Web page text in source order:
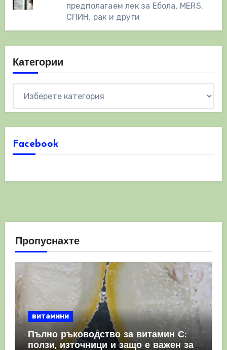
предполагаем лек за Ебола, MERS,
СПИН, рак и други
Категории
Facebook
Пропуснахте
витамини
Пълно ръководство за витамин С:
ползи, източници и защо е важен за